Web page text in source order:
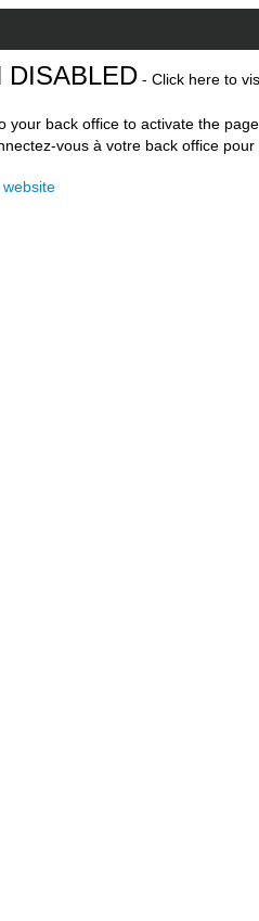
DISABLED - Click here to
your back office to activate the
vous à votre back office
website